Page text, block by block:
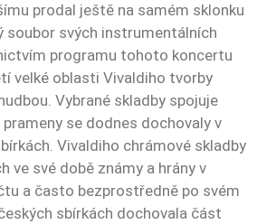
prodal ještě na samém sklonku
soubor svých instrumentálních
programu tohoto koncertu
velké oblasti Vivaldiho tvorby
Vybrané skladby spojuje
se dodnes dochovaly v
Vivaldiho chrámové skladby
ve své době známy a hrány v
a často bezprostředně po svém
sbírkách dochovala část